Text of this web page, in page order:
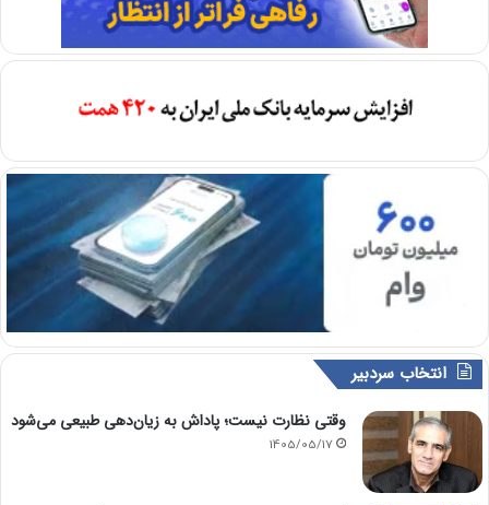
انتخاب سردبیر
وقتی نظارت نیست؛ پاداش به زیان‌دهی طبیعی می‌شود
1405/05/17